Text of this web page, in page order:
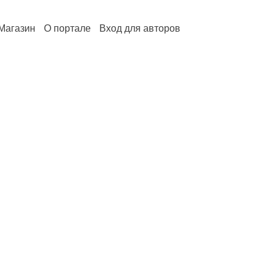
О портале Вход для авторов